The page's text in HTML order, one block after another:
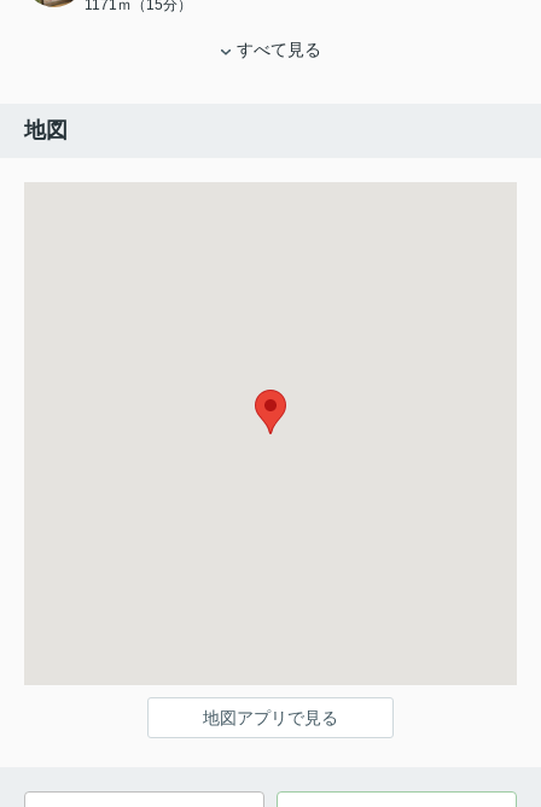
1171ｍ（15分）
すべて見る
地図
地図アプリで見る